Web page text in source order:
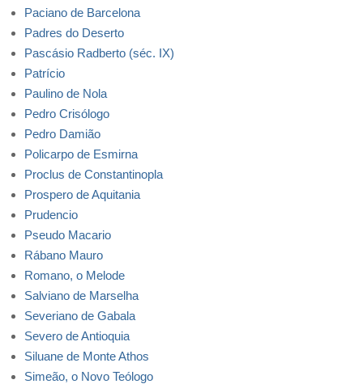
Paciano de Barcelona
Padres do Deserto
Pascásio Radberto (séc. IX)
Patrício
Paulino de Nola
Pedro Crisólogo
Pedro Damião
Policarpo de Esmirna
Proclus de Constantinopla
Prospero de Aquitania
Prudencio
Pseudo Macario
Rábano Mauro
Romano, o Melode
Salviano de Marselha
Severiano de Gabala
Severo de Antioquia
Siluane de Monte Athos
Simeão, o Novo Teólogo